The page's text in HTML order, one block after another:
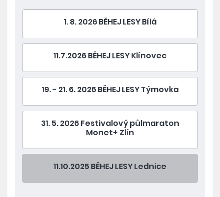
1. 8. 2026 BĚHEJ LESY Bílá
11.7.2026 BĚHEJ LESY Klínovec
19. - 21. 6. 2026 BĚHEJ LESY Týmovka
31. 5. 2026 Festivalový půlmaraton
Monet+ Zlín
11.10.2025 BĚHEJ LESY Lednice